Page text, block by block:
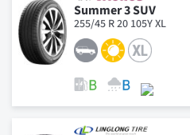
Summer 3 SUV
255/45 R 20 105Y XL